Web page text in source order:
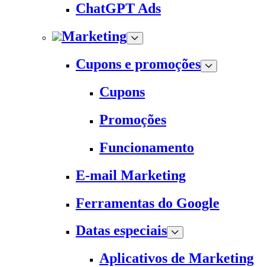
ChatGPT Ads
Marketing
Cupons e promoções
Cupons
Promoções
Funcionamento
E-mail Marketing
Ferramentas do Google
Datas especiais
Aplicativos de Marketing